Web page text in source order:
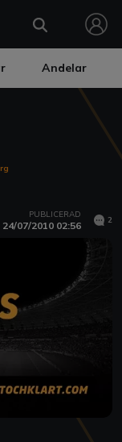
Andelar
PUBLICERAD
24/07/2010 02:56 2